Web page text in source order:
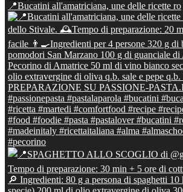
📍Bucatini all'amatriciana, une delle ricette ro